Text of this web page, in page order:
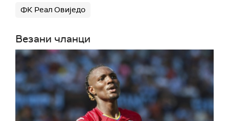
ФК Реал Овиједо
Везани чланци